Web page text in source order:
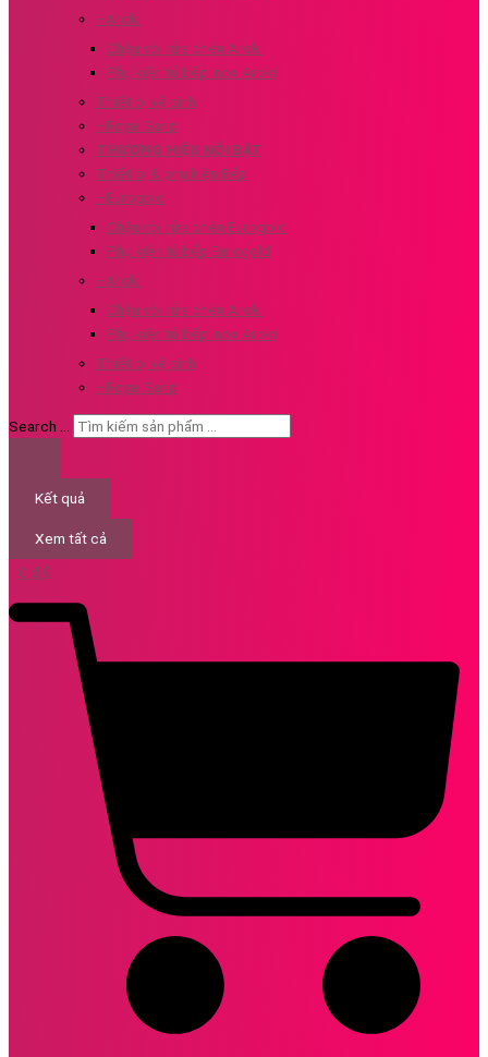
–Aroki
Chậu vòi rửa chén Aroki
Phụ kiện tủ bếp Inox Aroki
Thiết bị vệ sinh
–Royal Sanp
THƯƠNG HIỆU NỔI BẬT
Thiết bị & phụ kiện Bếp
–Eurogold
Chậu vòi rửa chén Eurogold
Phụ kiện tủ bếp Eurogold
–Aroki
Chậu vòi rửa chén Aroki
Phụ kiện tủ bếp Inox Aroki
Thiết bị vệ sinh
–Royal Sanp
Search ...
Kết quả
Xem tất cả
0 ₫ 0